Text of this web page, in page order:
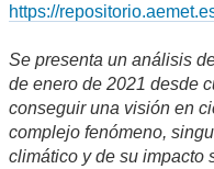
https://
Se presenta un análisis
de enero de 2021 desde
conseguir una visión en
complejo fenómeno,
climático y de su impacto